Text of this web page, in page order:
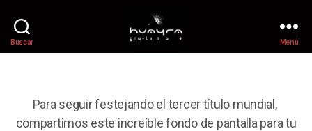
Buscar Menú
Para seguir festejando el tercer título mundial,
compartimos este increíble fondo de pantalla para tu